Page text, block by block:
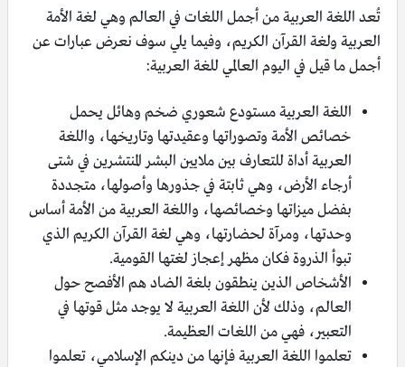
تُعد اللغة العربية من أجمل اللغات في العالم وهي لغة الأمة
العربية ولغة القرآن الكريم، وفيما يلي سوف نعرض عبارات عن
أجمل ما قيل في اليوم العالمي للغة العربية:
اللغة العربية مستودع شعوري ضخم وهائل يحمل
خصائص الأمة وتصوراتها وعقيدتها وتاريخها، واللغة
العربية أداة للتعارف بين ملايين البشر المنتشرين في شتى
أرجاء الأرض، وهي ثابتة في جذورها وأصولها، متجددة
بفضل ميزاتها وخصائصها، واللغة العربية من الأمة أساس
وحدتها، ومرآة لحضارتها، وهي لغة القرآن الكريم الذي
تبوأ الذروة فكان مظهر إعجاز لغتها القومية.
الأشخاص الذين ينطقون بلغة الضاد هم الأفصح حول
العالم، وذلك لأن اللغة العربية لا يوجد مثل قوتها في
التعبير، فهي من اللغات العظيمة.
تعلموا اللغة العربية فإنها من دينكم الإسلامي، تعلموا